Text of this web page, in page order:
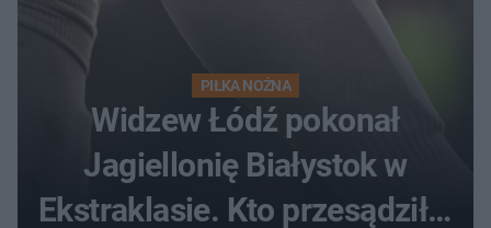
PIŁKA NOŻNA
Widzew Łódź pokonał
Jagiellonię Białystok w
Ekstraklasie. Kto przesądził o